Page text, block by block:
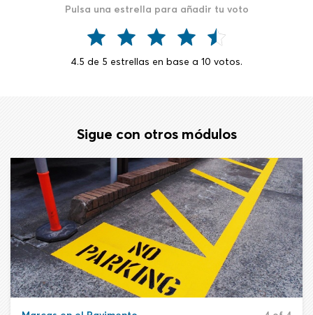
Pulsa una estrella para añadir tu voto
4.5 de 5 estrellas en base a 10 votos.
Sigue con otros módulos